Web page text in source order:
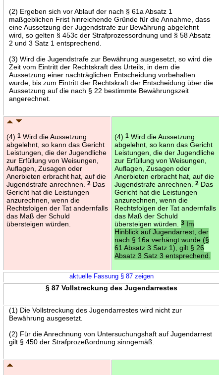
(2) Ergeben sich vor Ablauf der nach § 61a Absatz 1
maßgeblichen Frist hinreichende Gründe für die Annahme, dass
eine Aussetzung der Jugendstrafe zur Bewährung abgelehnt
wird, so gelten § 453c der Strafprozessordnung und § 58 Absatz
2 und 3 Satz 1 entsprechend.
(3) Wird die Jugendstrafe zur Bewährung ausgesetzt, so wird die
Zeit vom Eintritt der Rechtskraft des Urteils, in dem die
Aussetzung einer nachträglichen Entscheidung vorbehalten
wurde, bis zum Eintritt der Rechtskraft der Entscheidung über die
Aussetzung auf die nach § 22 bestimmte Bewährungszeit
angerechnet.
(4) 1Wird die Aussetzung
abgelehnt, so kann das Gericht
Leistungen, die der Jugendliche
zur Erfüllung von Weisungen,
Auflagen, Zusagen oder
Anerbieten erbracht hat, auf die
Jugendstrafe anrechnen.
2Das
Gericht hat die Leistungen
anzurechnen, wenn die
Rechtsfolgen der Tat andernfalls
das Maß der Schuld
übersteigen würden.
(4) 1Wird die Aussetzung
abgelehnt, so kann das Gericht
Leistungen, die der Jugendliche
zur Erfüllung von Weisungen,
Auflagen, Zusagen oder
Anerbieten erbracht hat, auf die
Jugendstrafe anrechnen.
2Das
Gericht hat die Leistungen
anzurechnen, wenn die
Rechtsfolgen der Tat andernfalls
das Maß der Schuld
übersteigen würden.
3Im
Hinblick auf Jugendarrest, der
nach § 16a verhängt wurde (§
61 Absatz 3 Satz 1), gilt § 26
Absatz 3 Satz 3 entsprechend.
aktuelle Fassung § 87 zeigen
§ 87 Vollstreckung des Jugendarrestes
(1) Die Vollstreckung des Jugendarrestes wird nicht zur
Bewährung ausgesetzt.
(2) Für die Anrechnung von Untersuchungshaft auf Jugendarrest
gilt § 450 der Strafprozeßordnung sinngemäß.